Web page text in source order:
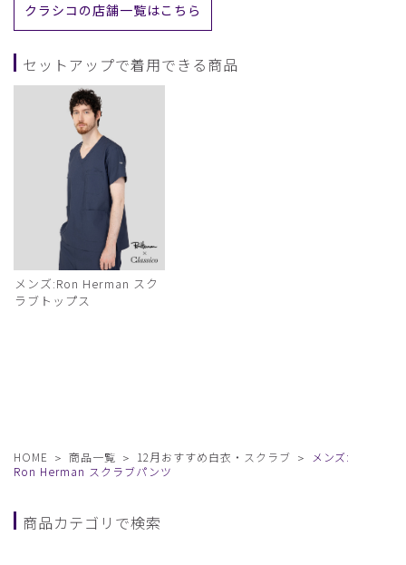
クラシコの店舗一覧はこちら
セットアップで着用できる商品
メンズ:Ron Herman スク
ラブトップス
HOME 商品一覧 12月おすすめ白衣・スクラブ
メンズ:
Ron Herman スクラブパンツ
商品カテゴリで検索